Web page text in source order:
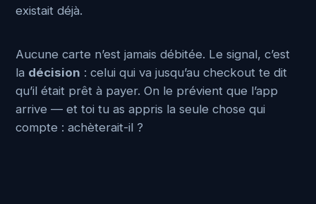
existait déjà.
Aucune carte n’est jamais débitée. Le signal, c’est
la décision : celui qui va jusqu’au checkout te dit
qu’il était prêt à payer. On le prévient que l’app
arrive — et toi tu as appris la seule chose qui
compte : achèterait-il ?